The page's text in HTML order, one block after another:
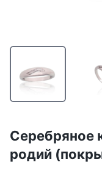
Серебряное
родий